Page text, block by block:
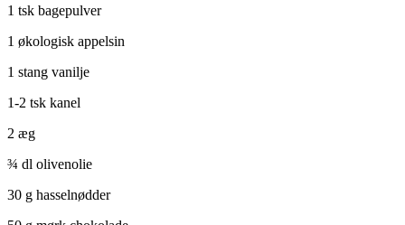
1 tsk bagepulver
1 økologisk appelsin
1 stang vanilje
1-2 tsk kanel
2 æg
¾ dl olivenolie
30 g hasselnødder